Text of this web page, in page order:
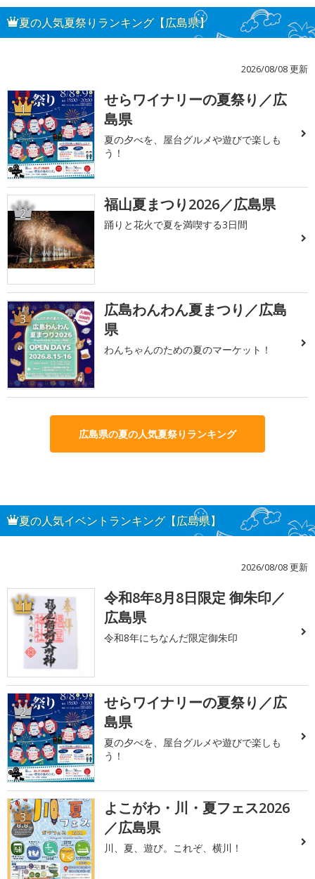
夏の人気夏祭りランキング【広島県】
2026/08/08 更新
1
せらワイナリーの夏祭り／広
島県
夏の夕べを、屋台グルメや遊びで楽しも
う！
2 福山夏まつり2026／広島県
踊りと花火で夏を満喫する3日間
3
広島わんわん夏まつり／広島
県
わんちゃんのための夏のマーケット！
広島県の夏の人気夏祭りランキング
夏の人気イベントランキング【広島県】
2026/08/08 更新
1
令和8年8月8日限定 御朱印／
広島県
令和8年にちなんだ限定御朱印
2
せらワイナリーの夏祭り／広
島県
夏の夕べを、屋台グルメや遊びで楽しも
う！
3
よこがわ・川・夏フェス2026
／広島県
川、夏、遊び。これぞ、横川！